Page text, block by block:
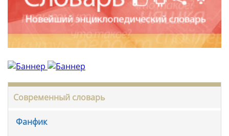
Современный словарь
Фанфик